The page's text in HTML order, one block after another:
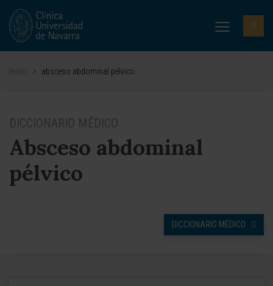
Inicio > absceso abdominal pélvico
DICCIONARIO MÉDICO
Absceso abdominal
pélvico
DICCIONARIO MÉDICO